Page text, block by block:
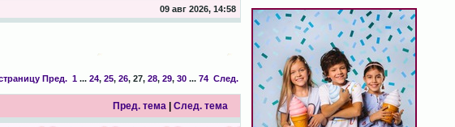
09 авг 2026, 14:58
Пред. 1... 24, 25, 26, 27, 28, 29, 30... 74 След.
Пред. тема| След. тема